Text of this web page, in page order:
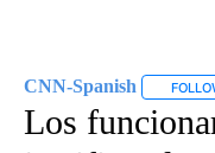
CNN-Spanish
Los